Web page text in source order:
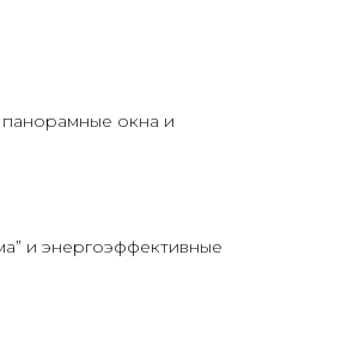
окна и
и энергоэффективные